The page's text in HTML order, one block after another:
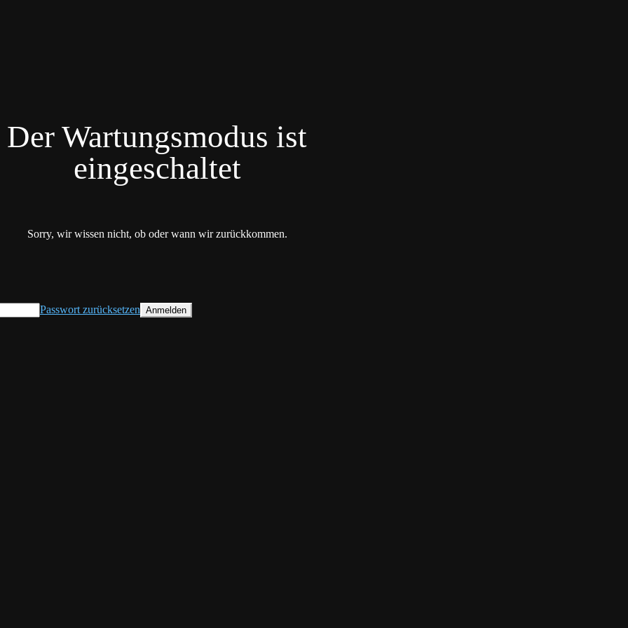
Der Wartungsmodus ist
eingeschaltet
Sorry, wir wissen nicht, ob oder wann wir zurückkommen.
Passwort zurücksetzen